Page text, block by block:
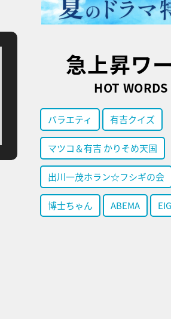
急上昇ワ
HOT WORDS
バラエティ 有吉クイズ
マツコ＆有吉 かりそめ天国
出川一茂ホラン☆フシギの会
博士ちゃん ABEMA